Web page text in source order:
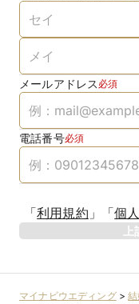
メールアドレス 必須
電話番号必須
「利用規約 」 「個
マイナビウエディング>